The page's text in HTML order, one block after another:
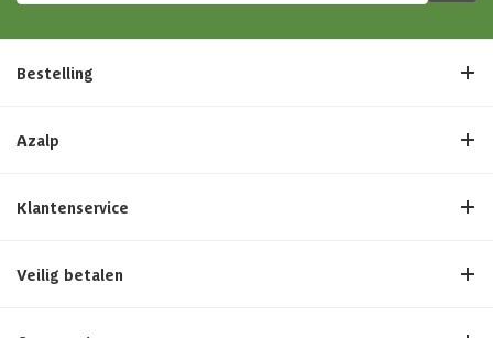
Bestelling
Azalp
Klantenservice
Veilig betalen